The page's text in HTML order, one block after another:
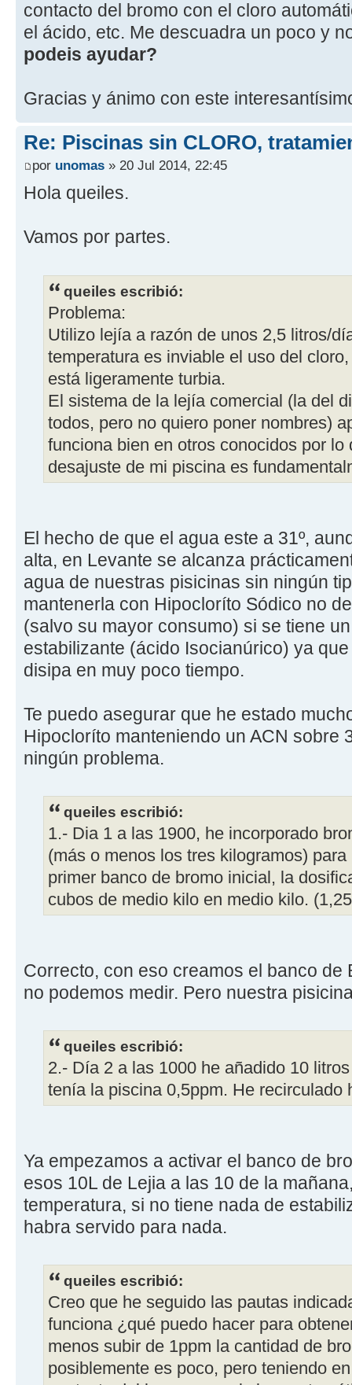
contacto del bromo con el cloro
el ácido, etc. Me descuadra un poco y
podeis ayudar?
Gracias y ánimo con este
Re: Piscinas sin CLORO,
por unomas » 20 Jul 2014, 22:45
Hola queiles.
Vamos por partes.
queiles escribió:
Problema:
Utilizo lejía a razón de unos 2,5 litros/
temperatura es inviable el uso del
está ligeramente turbia.
El sistema de la lejía comercial (la del
todos, pero no quiero poner nombres)
funciona bien en otros conocidos por lo
desajuste de mi piscina es
El hecho de que el agua este a 31º,
alta, en Levante se alcanza
agua de nuestras pisicinas sin ningún
mantenerla con Hipocloríto Sódico no
(salvo su mayor consumo) si se tiene
estabilizante (ácido Isocianúrico) ya
disipa en muy poco tiempo.
Te puedo asegurar que he estado
Hipocloríto manteniendo un ACN sobre
ningún problema.
queiles escribió:
1.- Dia 1 a las 1900, he incorporado
(más o menos los tres kilogramos)
primer banco de bromo inicial, la
cubos de medio kilo en medio kilo.
Correcto, con eso creamos el banco de
no podemos medir. Pero nuestra
queiles escribió:
2.- Día 2 a las 1000 he añadido 10
tenía la piscina 0,5ppm. He recirculado
Ya empezamos a activar el banco de
esos 10L de Lejia a las 10 de la
temperatura, si no tiene nada de
habra servido para nada.
queiles escribió:
Creo que he seguido las pautas
funciona ¿qué puedo hacer para
menos subir de 1ppm la cantidad de
posiblemente es poco, pero teniendo